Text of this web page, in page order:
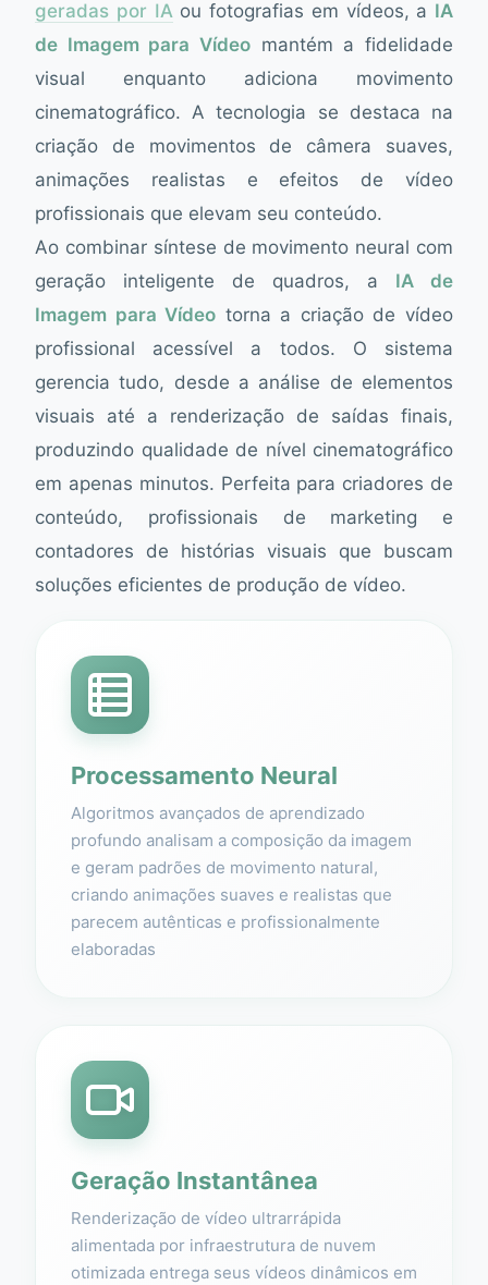
geradas por IAou fotografias em vídeos, a IA
de Imagem para Vídeo mantém a fidelidade
visual enquanto adiciona movimento
cinematográfico. A tecnologia se destaca na
criação de movimentos de câmera suaves,
animações realistas e efeitos de vídeo
profissionais que elevam seu conteúdo.
Ao combinar síntese de movimento neural com
geração inteligente de quadros, a IA de
Imagem para Vídeo torna a criação de vídeo
profissional acessível a todos. O sistema
gerencia tudo, desde a análise de elementos
visuais até a renderização de saídas finais,
produzindo qualidade de nível cinematográfico
em apenas minutos. Perfeita para criadores de
conteúdo, profissionais de marketing e
contadores de histórias visuais que buscam
soluções eficientes de produção de vídeo.
Processamento Neural
Algoritmos avançados de aprendizado
profundo analisam a composição da imagem
e geram padrões de movimento natural,
criando animações suaves e realistas que
parecem autênticas e profissionalmente
elaboradas
Geração Instantânea
Renderização de vídeo ultrarrápida
alimentada por infraestrutura de nuvem
otimizada entrega seus vídeos dinâmicos em